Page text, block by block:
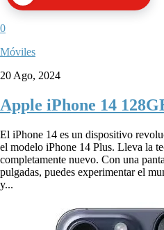
0
Móviles
20 Ago, 2024
Apple iPhone 14
El iPhone 14 es un dispositivo
el modelo iPhone 14 Plus. Lleva la
completamente nuevo. Con una
pulgadas, puedes experimentar el
y...